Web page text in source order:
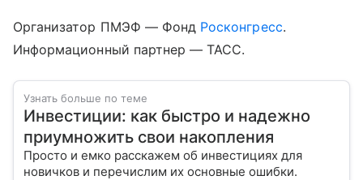
Организатор ПМЭФ — Фонд Росконгресс.
Информационный партнер — ТАСС.
Узнать больше по теме
Инвестиции: как быстро и надежно
приумножить свои накопления
Просто и емко расскажем об инвестициях для
новичков и перечислим их основные ошибки.